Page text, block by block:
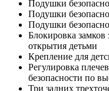
Подушки
Подушки
Подушки
Блокировка замков
открытия детьми
Крепление для
Регулировка
безопасности по
Три задних